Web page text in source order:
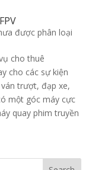
được phân loại
cho thuê
cho các sự kiện
trượt, đạp xe,
một góc máy cực
quay phim truyền